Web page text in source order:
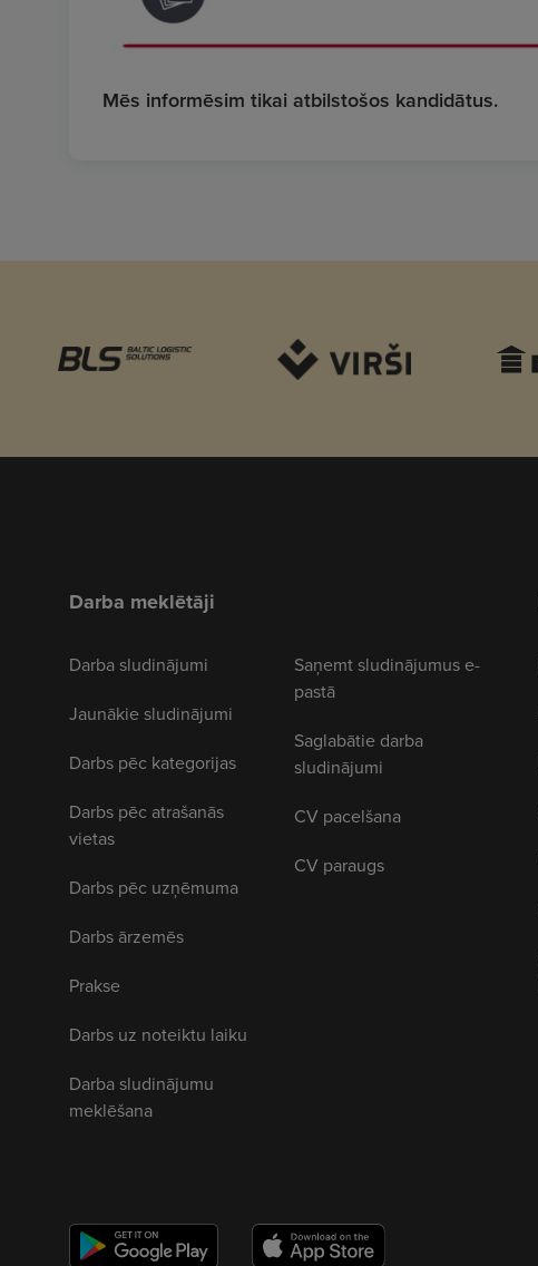
Mēs informēsim tikai atbilstošos kandidātus.
Darba meklētāji
Darba sludinājumi
Jaunākie sludinājumi
Darbs pēc kategorijas
Darbs pēc atrašanās
vietas
Darbs pēc uzņēmuma
Darbs ārzemēs
Prakse
Darbs uz noteiktu laiku
Darba sludinājumu
meklēšana
Saņemt sludinājumus e-
pastā
Saglabātie darba
sludinājumi
CV pacelšana
CV paraugs